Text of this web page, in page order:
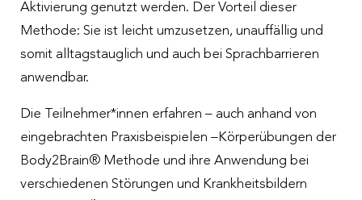
Aktivierung genutzt werden. Der Vorteil dieser
Methode: Sie ist leicht umzusetzen, unauffällig und
somit alltagstauglich und auch bei Sprachbarrieren
anwendbar.
Die Teilnehmer*innen erfahren – auch anhand von
eingebrachten Praxisbeispielen –Körperübungen der
Body2Brain® Methode und ihre Anwendung bei
verschiedenen Störungen und Krankheitsbildern